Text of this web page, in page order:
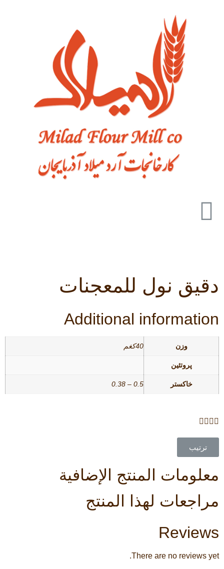
دقیق نول للمعجنات
Additional information
وزن 40کغم
پروتئین
خاکستر 0.5 – 0.38
ترتيب
معلومات المنتج الإضافية
مراجعات لهذا المنتج
Reviews
There are no reviews yet.